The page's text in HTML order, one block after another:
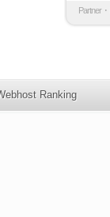
Partner
Ranking